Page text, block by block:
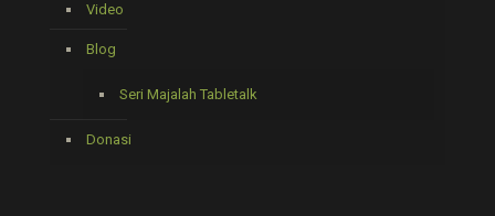
Video
Blog
Seri Majalah Tabletalk
Donasi